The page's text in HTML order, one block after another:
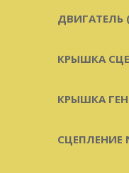
ДВИГАТЕЛЬ
КРЫШКА
КРЫШКА
СЦЕПЛЕНИЕ